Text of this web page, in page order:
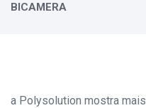
BICAMERA
a Polysolution mostra